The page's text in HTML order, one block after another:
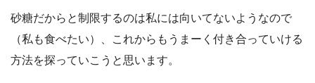
砂糖だからと制限するのは私には向いてないようなので
（私も食べたい）、これからもうまーく付き合っていける
方法を探っていこうと思います。